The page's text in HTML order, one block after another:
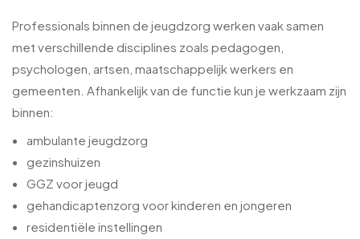
Professionals binnen de jeugdzorg werken vaak samen
met verschillende disciplines zoals pedagogen,
psychologen, artsen, maatschappelijk werkers en
gemeenten. Afhankelijk van de functie kun je werkzaam zijn
binnen:
ambulante jeugdzorg
gezinshuizen
GGZ voor jeugd
gehandicaptenzorg voor kinderen en jongeren
residentiële instellingen